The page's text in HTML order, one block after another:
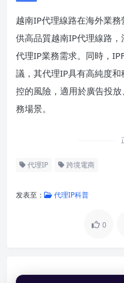
越南IP代理線路在海外業
供高品質越南IP代理線路
代理IP業務需求。同時，
議，其代理IP具有高純度
控的風險，適用於廣告投
務場景。
代理IP 跨境電商
发表至： 代理IP科普
0